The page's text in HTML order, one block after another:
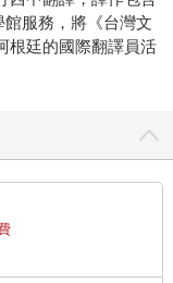
服務，將《台灣文
根廷的國際翻譯員活